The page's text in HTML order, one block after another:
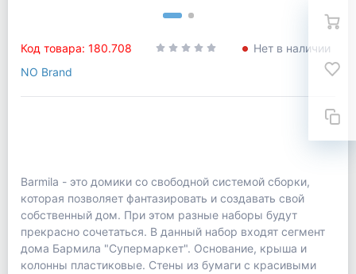
Код товара: 180.708
Нет в наличии
NO Brand
Barmila - это домики со свободной системой сборки,
которая позволяет фантазировать и создавать свой
собственный дом. При этом разные наборы будут
прекрасно сочетаться. В данный набор входят сегмент
дома Бармила "Супермаркет". Основание, крыша и
колонны пластиковые. Стены из бумаги с красивыми